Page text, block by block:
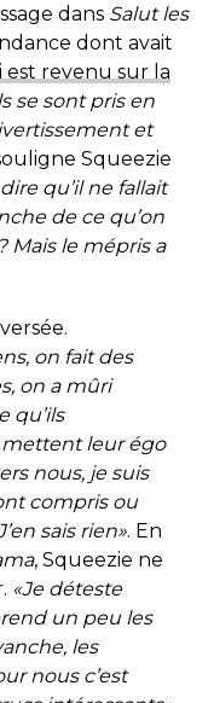
dans Salut les
dont avait
est revenu sur la
se sont pris en
et
Squeezie
qu’il ne fallait
de ce qu’on
Mais le mépris a
on fait des
on a mûri
qu’ils
leur égo
nous, je suis
compris ou
sais rien». En
, Squeezie ne
«Je déteste
un peu les
les
nous c’est